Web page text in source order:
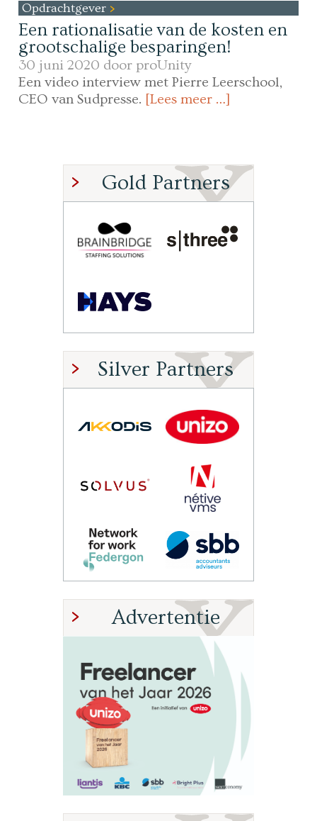
Opdrachtgever
Een rationalisatie van de kosten en
grootschalige besparingen!
30 juni 2020 door proUnity
Een video interview met Pierre Leerschool,
CEO van Sudpresse. [Lees meer …]
Gold Partners
Silver Partners
Advertentie